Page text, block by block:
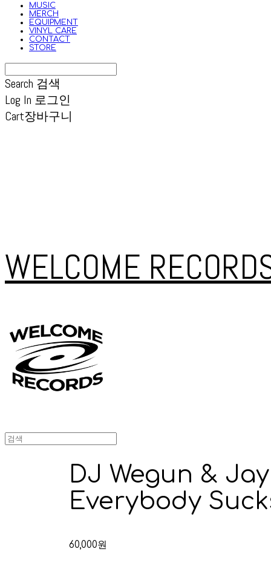
MUSIC
MERCH
EQUIPMENT
VINYL CARE
CONTACT
STORE
Search 검색
Log In 로그인
Cart장바구니
WELCOME
DJ Wegun &
Everybody
60,000원